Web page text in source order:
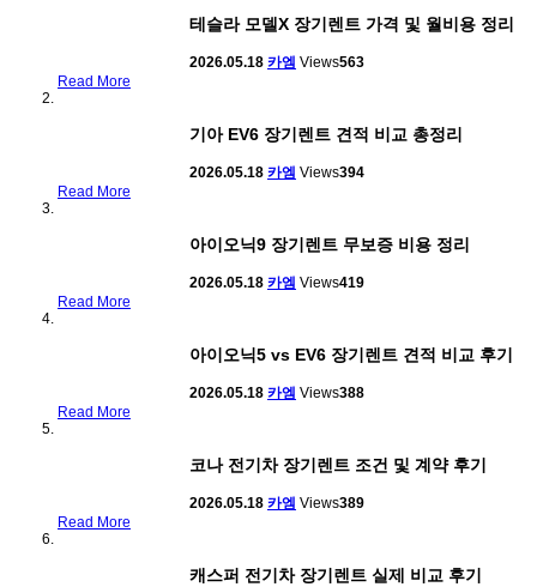
테슬라 모델X 장기렌트 가격 및 월비용 정리
2026.05.18 카엠 Views563
Read More
기아 EV6 장기렌트 견적 비교 총정리
2026.05.18 카엠 Views394
Read More
아이오닉9 장기렌트 무보증 비용 정리
2026.05.18 카엠 Views419
Read More
아이오닉5 vs EV6 장기렌트 견적 비교 후기
2026.05.18 카엠 Views388
Read More
코나 전기차 장기렌트 조건 및 계약 후기
2026.05.18 카엠 Views389
Read More
캐스퍼 전기차 장기렌트 실제 비교 후기